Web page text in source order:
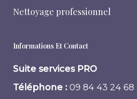
Nettoyage professionnel
Informations Et Contact
Suite services PRO
Téléphone :09 84 43 24 68